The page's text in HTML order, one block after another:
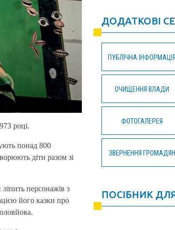
році.
понад 800
діти разом зі
персонажів з
його казки про
ДОДАТКОВІ
ПУБЛІЧНА ІНФОРМАЦІЯ
ОЧИЩЕННЯ ВЛАДИ
ФОТОГАЛЕРЕЯ
ЗВЕРНЕННЯ ГРОМАДЯН
ПОСІБНИК